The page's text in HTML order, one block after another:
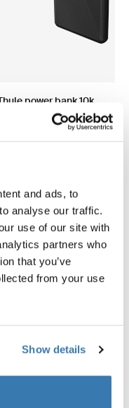
and ads, to
analyse our traffic.
use of our site with
partners who
that you’ve
from your use
Show details
power bank 10k
batterie externe